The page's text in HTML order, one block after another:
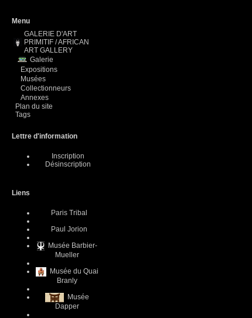
Menu
GALERIE D'ART
PRIMITIF / AFRICAN
ART GALLERY
Galerie
Expositions
Musées
Collectionneurs
Annexes
Plan du site
Tags
Lettre d'information
Inscription
Désinscription
Liens
Paris Tribal
Paul Jorion
Musée Barbier-
Mueller
Musée du Quai
Branly
Musée
Dapper